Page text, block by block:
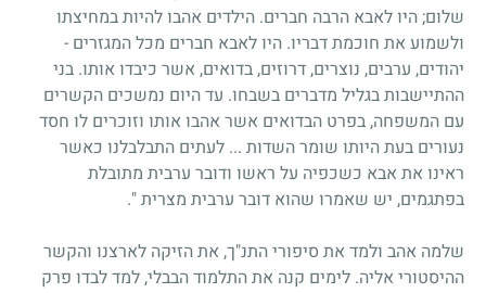
שלום; היו לאבא הרבה חברים. הילדים אהבו להיות במחיצתו
ולשמוע את חוכמת דבריו. היו לאבא חברים מכל המגזרים -
יהודים, ערבים, נוצרים, דרוזים, בדואים, אשר כיבדו אותו. בני
ההתיישבות בגליל מדברים בשבחו. עד היום נמשכים הקשרים
עם המשפחה, בפרט הבדואים אשר אהבו אותו וזוכרים לו חסד
נעורים בעת היותו שומר השדות ... לעתים התבלבלנו כאשר
ראינו את אבא כשכפיה על ראשו ודובר ערבית מתובלת
בפתגמים, יש שאמרו שהוא דובר ערבית מצרית ".
שלמה אהב ולמד את סיפורי התנ"ך, את הזיקה לארצנו והקשר
ההיסטורי אליה. לימים קנה את התלמוד הבבלי, למד לבדו פרק